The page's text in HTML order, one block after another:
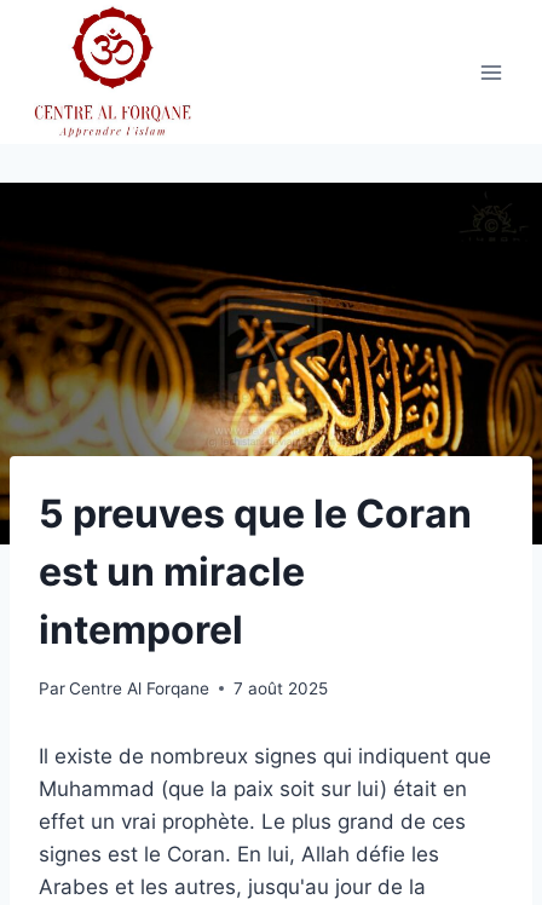
5 preuves que le Coran
est un miracle
intemporel
ParCentre Al Forqane 7 août 2025
Il existe de nombreux signes qui indiquent que
Muhammad (que la paix soit sur lui) était en
effet un vrai prophète. Le plus grand de ces
signes est le Coran. En lui, Allah défie les
Arabes et les autres, jusqu'au jour de la